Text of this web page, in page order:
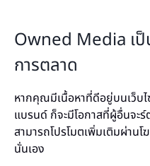
Owned Media เ
การตลาด
หากคุณมีเนื้อหาที่ดีอยู่บนเว็บ
แบรนด์ ก็จะมีโอกาสที่ผู้อื่นจ
สามารถโปรโมตเพิ่มเติมผ่า
นั่นเอง